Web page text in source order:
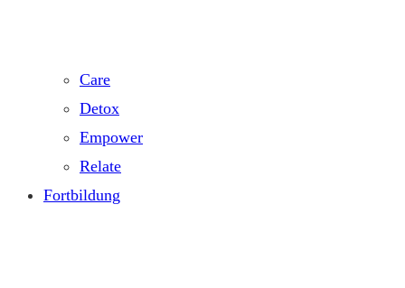
Care
Detox
Empower
Relate
Fortbildung